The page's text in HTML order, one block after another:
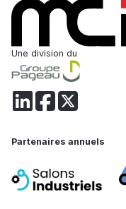
Une division du
Partenaires annuels